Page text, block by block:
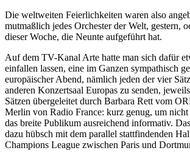
Die weltweiten Feierlichkeiten waren also
mutmaßlich jedes Orchester der Welt, gestern,
dieser Woche, die Neunte aufgeführt hat.
Auf dem TV-Kanal Arte hatte man sich dafür
einfallen lassen, eine im Ganzen sympathisch
europäischer Abend, nämlich jeden der vier
anderen Konzertsaal Europas zu senden,
Sätzen übergeleitet durch Barbara Rett vom
Merlin von Radio France: kurz genug, um
das breite Publikum ausreichend informativ.
dazu hübsch mit dem parallel stattfindenden
Champions League zwischen Paris und